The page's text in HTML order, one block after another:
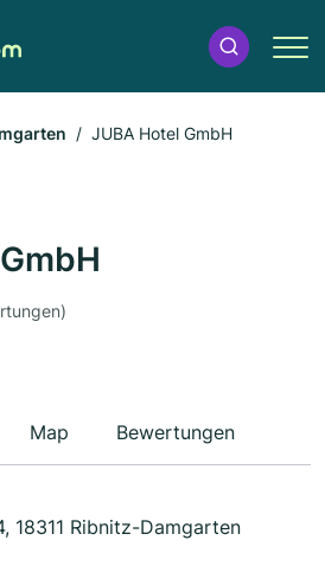
JUBA Hotel GmbH
Map Bewertungen
18311 Ribnitz-Damgarten